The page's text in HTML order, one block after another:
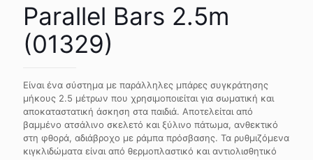
Parallel Bars 2.5m
(01329)
Είναι ένα σύστημα με παράλληλες μπάρες συγκράτησης
μήκους 2.5 μέτρων που χρησιμοποιείται για σωματική και
αποκαταστατική άσκηση στα παιδιά. Αποτελείται από
βαμμένο ατσάλινο σκελετό και ξύλινο πάτωμα, ανθεκτικό
στη φθορά, αδιάβροχο με ράμπα πρόσβασης. Τα ρυθμιζόμενα
κιγκλιδώματα είναι από θερμοπλαστικό και αντιολισθητικό